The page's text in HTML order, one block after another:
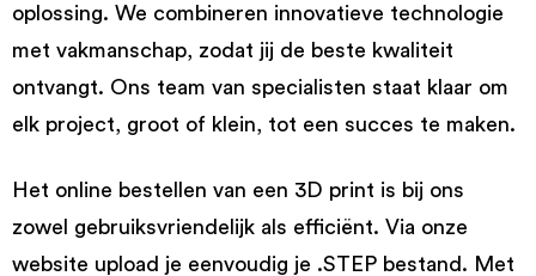
oplossing. We combineren innovatieve technologie
met vakmanschap, zodat jij de beste kwaliteit
ontvangt. Ons team van specialisten staat klaar om
elk project, groot of klein, tot een succes te maken.
Het online bestellen van een 3D print is bij ons
zowel gebruiksvriendelijk als efficiënt. Via onze
website upload je eenvoudig je .STEP bestand. Met